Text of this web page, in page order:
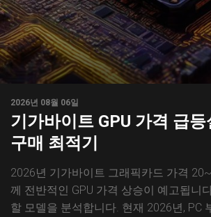
2026년 08월 06일
기가바이트 GPU 가격 급등
구매 최적기
2026년 기가바이트 그래픽카드 가격
께 전반적인 GPU 가격 상승이 예고됩니
할 모델을 분석합니다. 현재 2026년, PC